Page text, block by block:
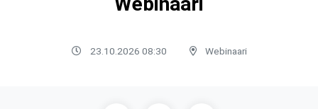
23.10.2026 08:30 Webinaari